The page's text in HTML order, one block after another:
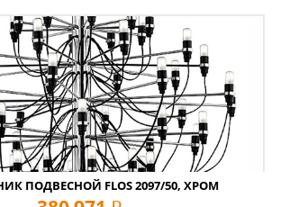
ПОДВЕСНОЙ FLOS 2097/50, ХРОМ